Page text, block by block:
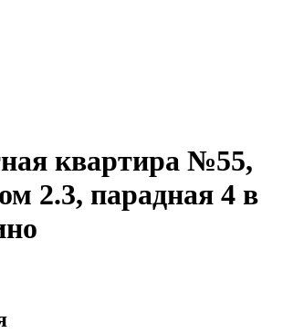
квартира №55,
2.3, парадная 4 в